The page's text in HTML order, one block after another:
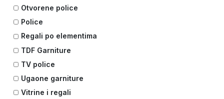
Otvorene police
Police
Regali po elementima
TDF Garniture
TV police
Ugaone garniture
Vitrine i regali